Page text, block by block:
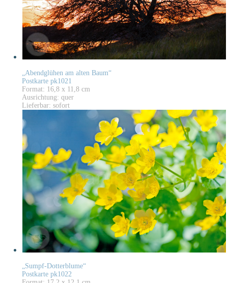
„Abendglühen am alten Baum“
Postkarte pk1021
Format: 16,8 x 11,8 cm
Ausrichtung: quer
Lieferbar: sofort
„Sumpf-Dotterblume“
Postkarte pk1022